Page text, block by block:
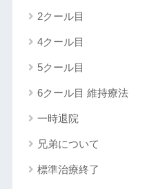
2クール目
4クール目
5クール目
6クール目 維持療法
一時退院
兄弟について
標準治療終了